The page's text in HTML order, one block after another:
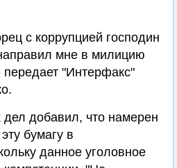
с коррупцией господин
мне в милицию
передает "Интерфакс"
дел добавил, что намерен
бумагу в
данное уголовное